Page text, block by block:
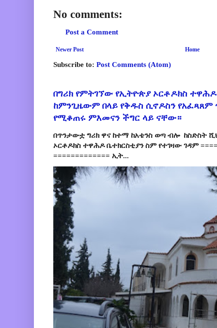
No comments:
Post a Comment
Newer Post Home
Subscribe to: Post Comments (Atom)
በግሪክ የምትገኘው የኢትዮጵያ ኦርቶዶክስ
ከምንጊዜውም በላይ የቅዱስ ሲኖዶስን የአፈጻጸም
የሚቆጠሩ ምእመናን ችግር ላይ ናቸው።
በጥንታውቷ ግሪክ ዋና ከተማ ከአቴንስ ወጣ ብሎ ከስድስት
ኦርቶዶክስ ተዋሕዶ ቤተክርስቲያን ስም የተገዛው ገዳም
============= ኢት...